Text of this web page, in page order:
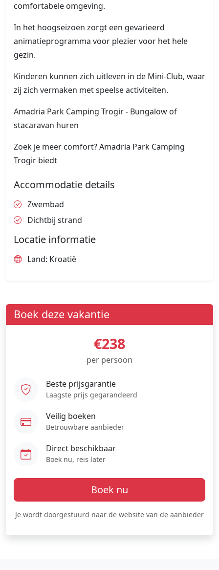
comfortabele omgeving.
In het hoogseizoen zorgt een gevarieerd
animatieprogramma voor plezier voor het hele
gezin.
Kinderen kunnen zich uitleven in de Mini-Club, waar
zij zich vermaken met speelse activiteiten.
Amadria Park Camping Trogir - Bungalow of
stacaravan huren
Zoek je meer comfort? Amadria Park Camping
Trogir biedt
Accommodatie details
Zwembad
Dichtbij strand
Locatie informatie
Land: Kroatië
Boek deze vakantie
€238
per persoon
Beste prijsgarantie
Laagste prijs gegarandeerd
Veilig boeken
Betrouwbare aanbieder
Direct beschikbaar
Boek nu, reis later
Boek nu
Je wordt doorgestuurd naar de website van de aanbieder